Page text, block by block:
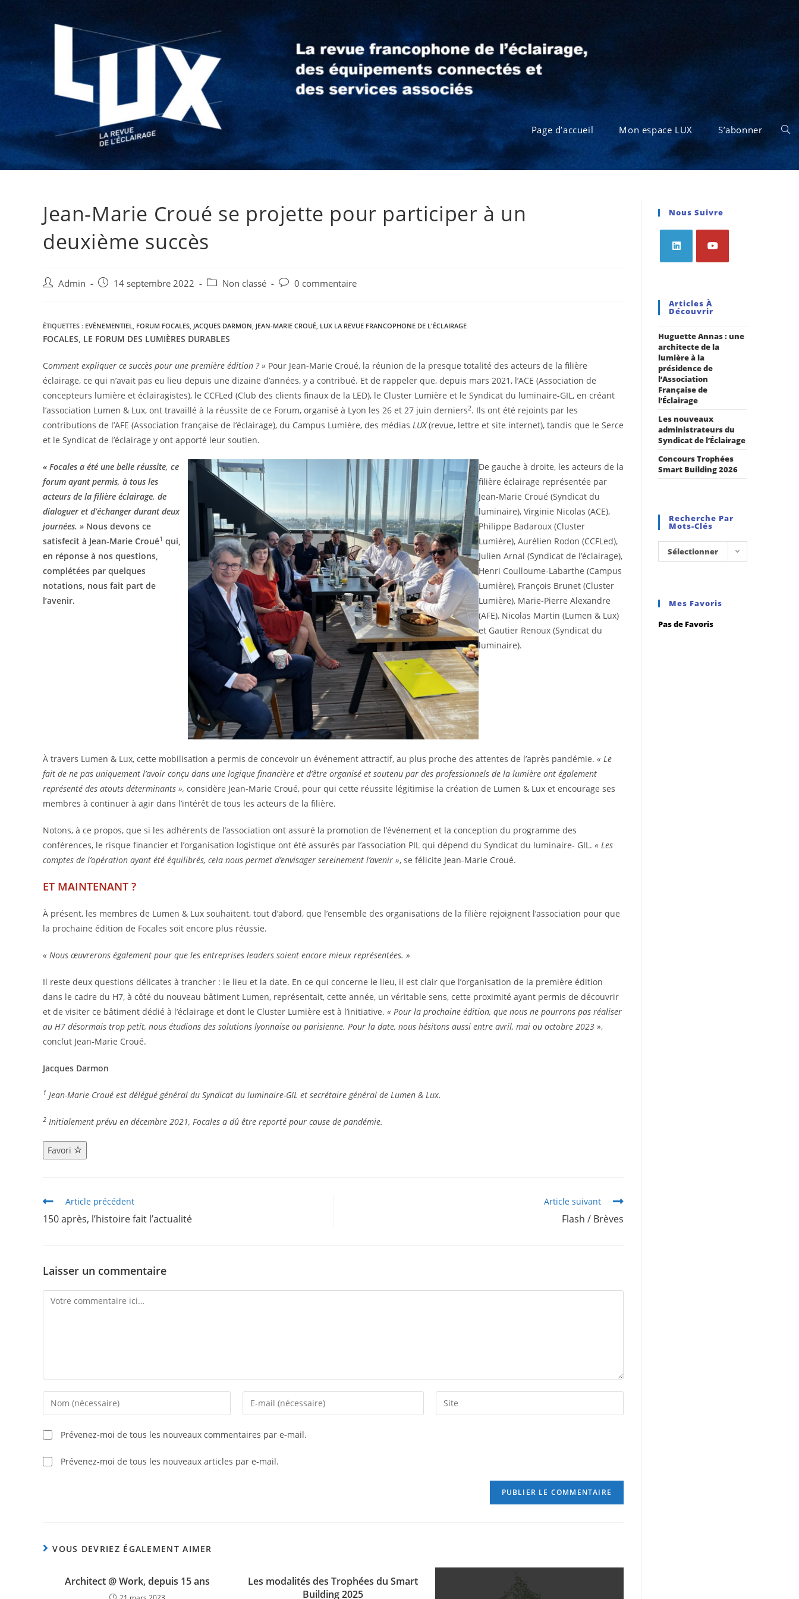
Page d’accueil Mon espace LUX S’abonner
Jean-Marie Croué se projette pour participer à un
deuxième succès
Admin 14 septembre 2022 Non classé 0 commentaire
ÉTIQUETTES : EVÉNEMENTIEL, FORUM FOCALES, JACQUES DARMON, JEAN-MARIE CROUÉ, LUX LA REVUE FRANCOPHONE DE L'ÉCLAIRAGE
FOCALES, LE FORUM DES LUMIÈRES DURABLES
Comment expliquer ce succès pour une première édition ? » Pour Jean-Marie Croué, la réunion de la presque totalité des acteurs de la filière
éclairage, ce qui n’avait pas eu lieu depuis une dizaine d’années, y a contribué. Et de rappeler que, depuis mars 2021, l’ACE (Association de
concepteurs lumière et éclairagistes), le CCFLed (Club des clients finaux de la LED), le Cluster Lumière et le Syndicat du luminaire-GIL, en créant
l’association Lumen & Lux, ont travaillé à la réussite de ce Forum, organisé à Lyon les 26 et 27 juin derniers2. Ils ont été rejoints par les
contributions de l’AFE (Association française de l’éclairage), du Campus Lumière, des médias LUX(revue, lettre et site internet), tandis que le Serce
et le Syndicat de l’éclairage y ont apporté leur soutien.
« Focales a été une belle réussite, ce
forum ayant permis, à tous les
acteurs de la filière éclairage, de
dialoguer et d’échanger durant deux
journées. » Nous devons ce
satisfecit à Jean-Marie Croué1 qui,
en réponse à nos questions,
complétées par quelques
notations, nous fait part de
l’avenir.
De gauche à droite, les acteurs de la
filière éclairage représentée par
Jean-Marie Croué (Syndicat du
luminaire), Virginie Nicolas (ACE),
Philippe Badaroux (Cluster
Lumière), Aurélien Rodon (CCFLed),
Julien Arnal (Syndicat de l’éclairage),
Henri Coulloume-Labarthe (Campus
Lumière), François Brunet (Cluster
Lumière), Marie-Pierre Alexandre
(AFE), Nicolas Martin (Lumen & Lux)
et Gautier Renoux (Syndicat du
luminaire).
À travers Lumen & Lux, cette mobilisation a permis de concevoir un événement attractif, au plus proche des attentes de l’après pandémie. « Le
fait de ne pas uniquement l’avoir conçu dans une logique financière et d’être organisé et soutenu par des professionnels de la lumière ont également
représenté des atouts déterminants », considère Jean-Marie Croué, pour qui cette réussite légitimise la création de Lumen & Lux et encourage ses
membres à continuer à agir dans l’intérêt de tous les acteurs de la filière.
Notons, à ce propos, que si les adhérents de l’association ont assuré la promotion de l’événement et la conception du programme des
conférences, le risque financier et l’organisation logistique ont été assurés par l’association PIL qui dépend du Syndicat du luminaire- GIL. « Les
comptes de l’opération ayant été équilibrés, cela nous permet d’envisager sereinement l’avenir », se félicite Jean-Marie Croué.
ET MAINTENANT ?
À présent, les membres de Lumen & Lux souhaitent, tout d’abord, que l’ensemble des organisations de la filière rejoignent l’association pour que
la prochaine édition de Focales soit encore plus réussie.
« Nous œuvrerons également pour que les entreprises leaders soient encore mieux représentées. »
Il reste deux questions délicates à trancher : le lieu et la date. En ce qui concerne le lieu, il est clair que l’organisation de la première édition
dans le cadre du H7, à côté du nouveau bâtiment Lumen, représentait, cette année, un véritable sens, cette proximité ayant permis de découvrir
et de visiter ce bâtiment dédié à l’éclairage et dont le Cluster Lumière est à l’initiative. « Pour la prochaine édition, que nous ne pourrons pas réaliser
au H7 désormais trop petit, nous étudions des solutions lyonnaise ou parisienne. Pour la date, nous hésitons aussi entre avril, mai ou octobre 2023 »,
conclut Jean-Marie Croué.
Jacques Darmon
1 Jean-Marie Croué est délégué général du Syndicat du luminaire-GIL et secrétaire général de Lumen & Lux.
2 Initialement prévu en décembre 2021, Focales a dû être reporté pour cause de pandémie.
Favori
Article précédent
150 après, l’histoire fait l’actualité
Article suivant
Flash / Brèves
Laisser un commentaire
Prévenez-moi de tous les nouveaux commentaires par e-mail.
Prévenez-moi de tous les nouveaux articles par e-mail.
VOUS DEVRIEZ ÉGALEMENT AIMER
Architect @ Work, depuis 15 ans
Les modalités des Trophées du Smart
Building 2025
Nous Suivre
Articles À
Découvrir
Huguette Annas : une
architecte de la
lumière à la
présidence de
l’Association
Française de
l’Éclairage
Les nouveaux
administrateurs du
Syndicat de l’Éclairage
Concours Trophées
Smart Building 2026
Recherche Par
Mots-Clés
Sélectionner
Mes Favoris
Pas de Favoris